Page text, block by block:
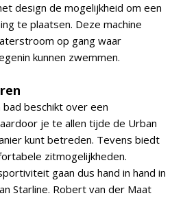
design de mogelijkheid om een
te plaatsen. Deze machine
op gang waar
kunnen zwemmen.
beschikt over een
je te allen tijde de Urban
kunt betreden. Tevens biedt
zitmogelijkheden.
gaan dus hand in hand in
Starline. Robert van der Maat